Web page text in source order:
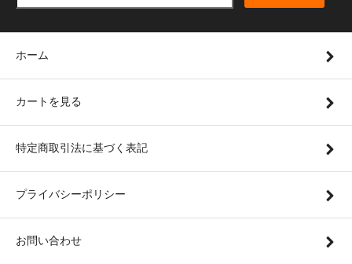
ホーム
カートを見る
特定商取引法に基づく表記
プライバシーポリシー
お問い合わせ